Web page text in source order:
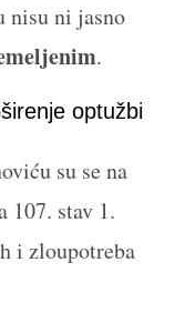
nisu ni jasno
.
optužbi
su se na
107. stav 1.
i zloupotreba